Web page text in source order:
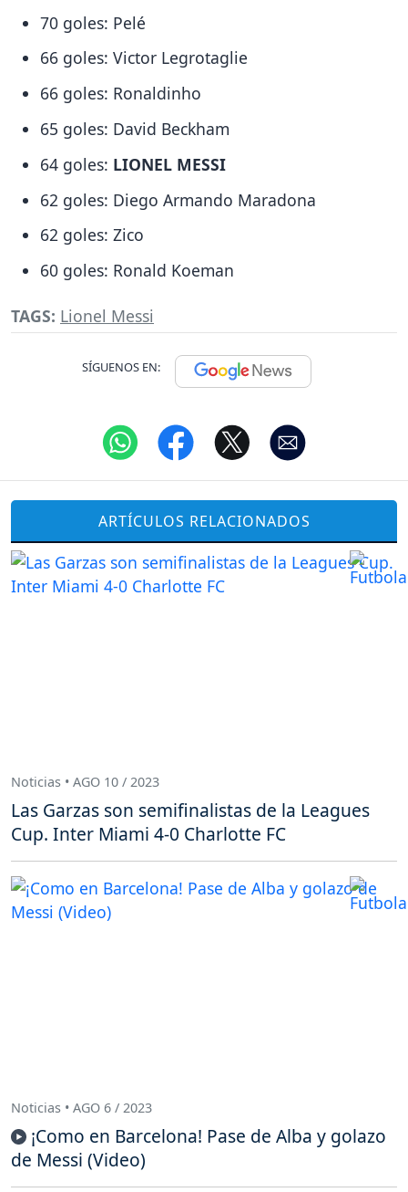
70 goles: Pelé
66 goles: Victor Legrotaglie
66 goles: Ronaldinho
65 goles: David Beckham
64 goles: LIONEL MESSI
62 goles: Diego Armando Maradona
62 goles: Zico
60 goles: Ronald Koeman
TAGS: Lionel Messi
SÍGUENOS EN:
ARTÍCULOS RELACIONADOS
Noticias • AGO 10 / 2023
Las Garzas son semifinalistas de la Leagues
Cup. Inter Miami 4-0 Charlotte FC
Noticias • AGO 6 / 2023
¡Como en Barcelona! Pase de Alba y golazo
de Messi (Video)